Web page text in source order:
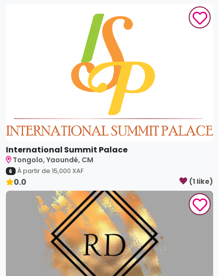
International Summit Palace
Tongolo, Yaoundé, CM
6 À partir de 15,000 XAF
0.0 (1 like)